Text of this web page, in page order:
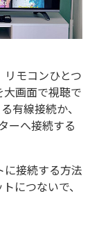
モコンひとつ
画面で視聴で
有線接続か、
ーへ接続する
に接続する方法
につないで、